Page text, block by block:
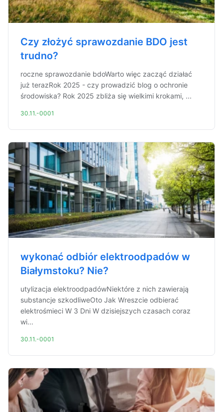
Czy złożyć sprawozdanie BDO jest
trudno?
roczne sprawozdanie bdoWarto więc zacząć działać
już terazRok 2025 - czy prowadzić blog o ochronie
środowiska? Rok 2025 zbliża się wielkimi krokami, ...
30.11.-0001
wykonać odbiór elektroodpadów w
Białymstoku? Nie?
utylizacja elektroodpadówNiektóre z nich zawierają
substancje szkodliweOto Jak Wreszcie odbierać
elektrośmieci W 3 Dni W dzisiejszych czasach coraz
wi...
30.11.-0001